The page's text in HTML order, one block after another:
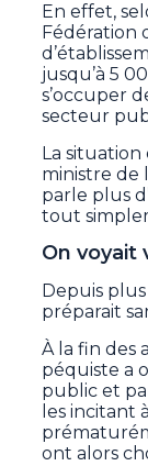
En effet,
Fédération
jusqu’à 5
s’occuper
secteur
La
ministre de
parle plus
tout
On voyait
Depuis
préparait
À la fin des
péquiste a
public et
les incitant
ont alors